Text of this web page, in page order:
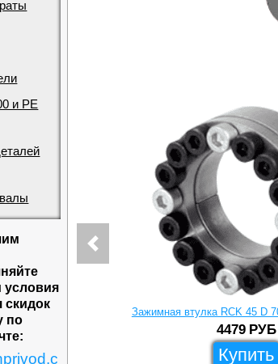
и PE
условия
скидок
по
Зажимная втулка RCK 45 D
4479 РУБ
Купить